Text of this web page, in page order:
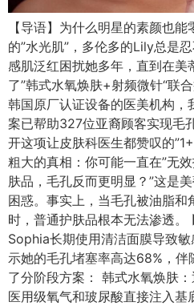
【导语】为什么明星的素颜也
的”水光肌”，多伦多的Lily总是
感肌泛红困扰她多年，直到在
了”韩式水氧焕肤+射频微针“联
韩国原厂认证设备的医美机构，
案已帮助327位亚裔顾客实现毛
开这项让皮肤科医生都赞叹的
粗大的真相：你可能一直在”无
肤品，毛孔反而更明显？”这是
困惑。事实上，当毛孔被油脂和
时，普通护肤品根本无法渗透
Sophia长期使用清洁面膜导致
示她的毛孔堵塞率高达68%，伴
了分阶段方案： 韩式水氧焕肤
医用级氧气和玻尿酸直接注入